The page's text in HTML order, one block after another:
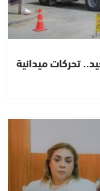
تحركات ميدانية